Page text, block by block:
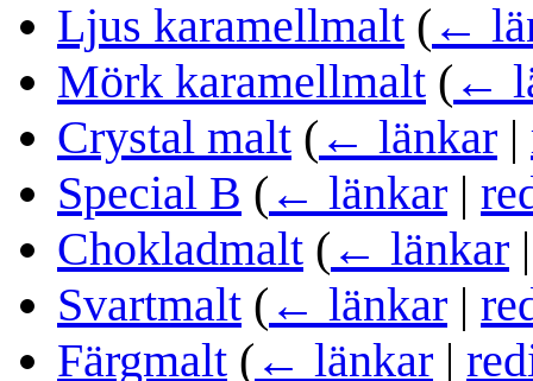
Ljus karamellmalt ( ←
Mörk karamellmalt ( ←
Crystal malt ( ← länkar |
Special B ( ← länkar |
Chokladmalt ( ← länkar
Svartmalt ( ← länkar |
Färgmalt ( ← länkar |